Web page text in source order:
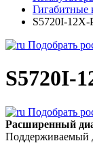
Гигабитные
S5720I-
Подобрать
S5720I-
Подобрать
Расширенный
Поддерживаемый